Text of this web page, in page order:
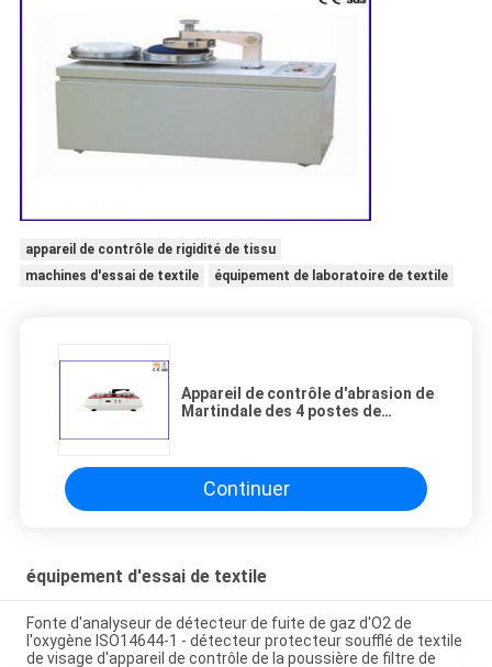
appareil de contrôle de rigidité de tissu
machines d'essai de textile
équipement de laboratoire de textile
Appareil de contrôle d'abrasion de
Martindale des 4 postes de
Continuer
équipement d'essai de textile
Fonte d'analyseur de détecteur de fuite de gaz d'O2 de
l'oxygène ISO14644-1 - détecteur protecteur soufflé de textile
de visage d'appareil de contrôle de la poussière de filtre de